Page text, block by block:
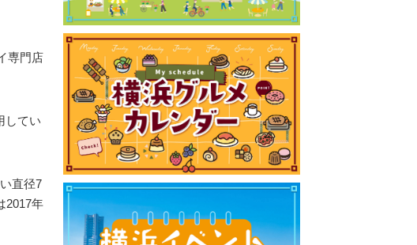
専門店
してい
直径7
2017年